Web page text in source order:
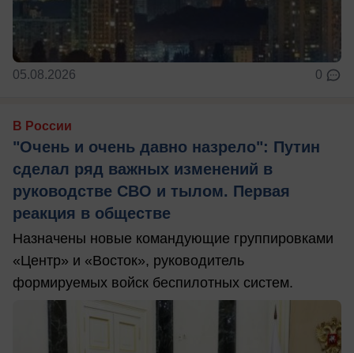
05.08.2026 0
В России
"Очень и очень давно назрело": Путин
сделал ряд важных изменений в
руководстве СВО и тылом. Первая
реакция в обществе
Назначены новые командующие группировками
«Центр» и «Восток», руководитель
формируемых войск беспилотных систем.